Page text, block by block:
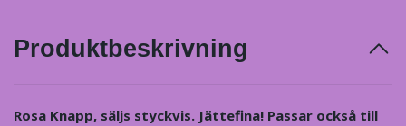
Produktbeskrivning
Rosa Knapp, säljs styckvis. Jättefina! Passar också till